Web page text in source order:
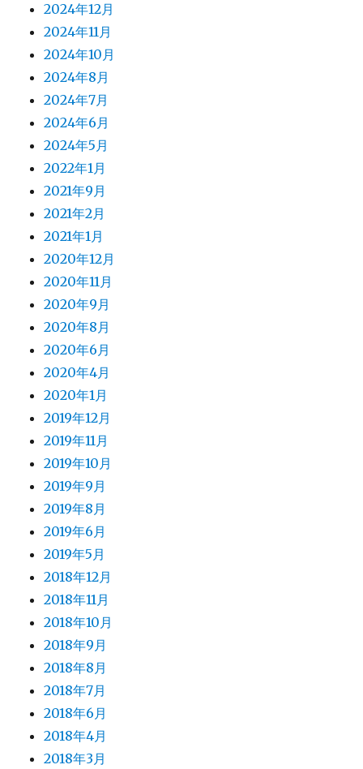
2024年12月
2024年11月
2024年10月
2024年8月
2024年7月
2024年6月
2024年5月
2022年1月
2021年9月
2021年2月
2021年1月
2020年12月
2020年11月
2020年9月
2020年8月
2020年6月
2020年4月
2020年1月
2019年12月
2019年11月
2019年10月
2019年9月
2019年8月
2019年6月
2019年5月
2018年12月
2018年11月
2018年10月
2018年9月
2018年8月
2018年7月
2018年6月
2018年4月
2018年3月